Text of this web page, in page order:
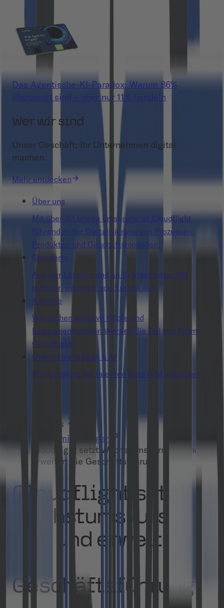
Das Agentische-KI-Paradox: Warum 86%
überzeugt sind – aber nur 11% handeln
Wer wir sind
Unser Geschäft: Ihr Unternehmen digital
machen.
Mehr entdecken
Über uns
Mit über 20 Jahren Erfahrung ist Cloudflight
führend in der Digitalisierung von Prozessen,
Produkten und Geschäftsmodellen.
Standorte
Aus vier Ländern und an 15 Standorten: Wir
arbeiten weltweit, von Europa aus.
Karriere
Wir suchen kreative Köpfe und
Lösungsentwickler. Werden Sie Teil von Team
Cloudflight!
Open roles in Data & AI
We’re looking for talented Data & AI engineers
Insights
Pressemitteilungen
Cloudflight setzt Wachstumskurs fort und
erweitert die Geschäftsführung
Cloudflight setzt
Wachstumskurs
fort und erweitert
Geschäftsführung